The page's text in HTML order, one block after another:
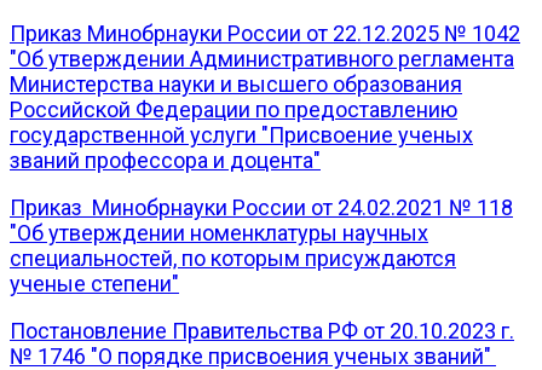
Приказ Минобрнауки России от 22.12.2025 № 1042
"Об утверждении Административного регламента
Министерства науки и высшего образования
Российской Федерации по предоставлению
государственной услуги "Присвоение ученых
званий профессора и доцента"
Приказ Минобрнауки России от 24.02.2021 № 118
"Об утверждении номенклатуры научных
специальностей, по которым присуждаются
ученые степени"
Постановление Правительства РФ от 20.10.2023 г.
№ 1746 "О порядке присвоения ученых званий"